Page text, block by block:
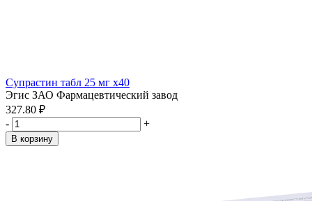
Супрастин табл 25 мг x40
Эгис ЗАО Фармацевтический завод
327.80 ₽
-
+
В корзину